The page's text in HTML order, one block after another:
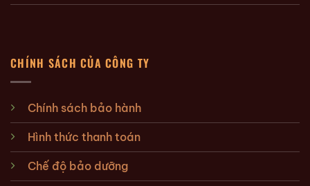
CHÍNH SÁCH CỦA CÔNG TY
Chính sách bảo hành
Hình thức thanh toán
Chế độ bảo dưỡng